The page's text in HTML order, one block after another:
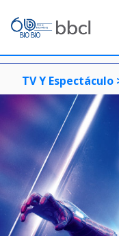
TV Y Espectáculo